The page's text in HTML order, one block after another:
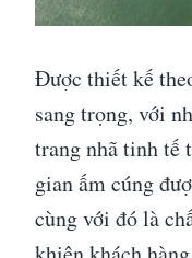
Được thiết kế
sang trọng, với
trang nhã tinh tế
gian ấm cúng
cùng với đó là